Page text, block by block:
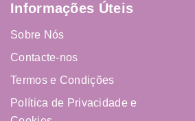
Informações Úteis
Sobre Nós
Contacte-nos
Termos e Condições
Política de Privacidade e